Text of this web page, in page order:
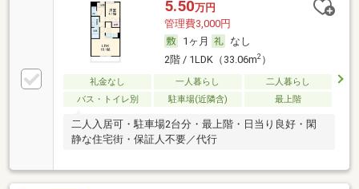
5.50万円
管理費3,000円
1ヶ月
なし
2階 / 1LDK（33.06m2）
礼金なし 一人暮らし
二人暮らし
バス・トイレ別
駐車場(近隣含) 最上階
二人入居可・駐車場2台分・最上階・日当り良好・閑
静な住宅街・保証人不要／代行